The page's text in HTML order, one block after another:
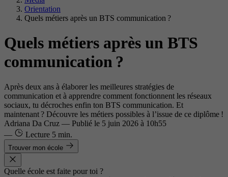
Orientation
Quels métiers après un BTS communication ?
Quels métiers après un BTS
communication ?
Après deux ans à élaborer les meilleures stratégies de
communication et à apprendre comment fonctionnent les réseaux
sociaux, tu décroches enfin ton BTS communication. Et
maintenant ? Découvre les métiers possibles à l’issue de ce diplôme !
Adriana Da Cruz — Publié le 5 juin 2026 à 10h55
—
Lecture 5 min.
Trouver mon école
Quelle école est faite pour toi ?